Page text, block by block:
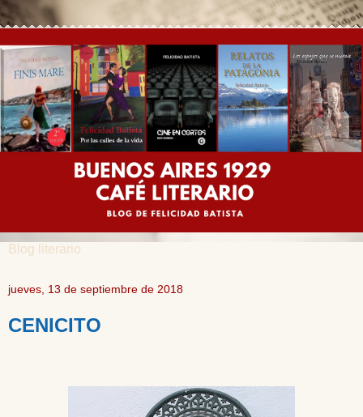
Blog literario
jueves, 13 de septiembre de 2018
CENICITO